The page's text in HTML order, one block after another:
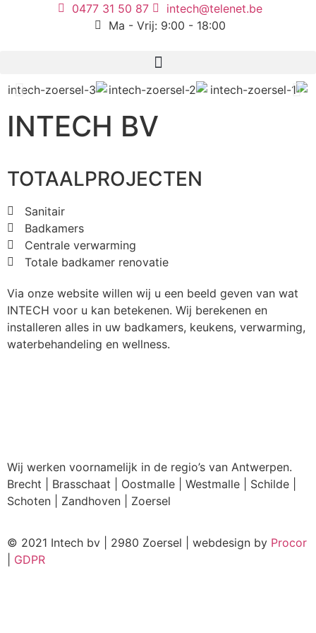
0477 31 50 87
intech@telenet.be
Ma - Vrij: 9:00 - 18:00
INTECH BV
TOTAALPROJECTEN
Sanitair
Badkamers
Centrale verwarming
Totale badkamer renovatie
Via onze website willen wij u een beeld geven van wat
INTECH voor u kan betekenen. Wij berekenen en
installeren alles in uw badkamers, keukens, verwarming,
waterbehandeling en wellness.
Wij werken voornamelijk in de regio’s van Antwerpen.
Brecht | Brasschaat | Oostmalle | Westmalle | Schilde |
Schoten | Zandhoven | Zoersel
© 2021 Intech bv | 2980 Zoersel | webdesign by Procor
GDPR